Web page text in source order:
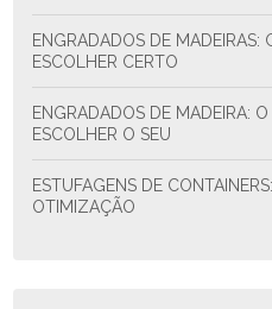
ENGRADADOS DE MADEIRAS: GUIA COMPLETO PARA
ESCOLHER CERTO
ENGRADADOS DE MADEIRA: O GUIA COMPLETO PARA
ESCOLHER O SEU
ESTUFAGENS DE CONTAINERS: O GUIA COMPLETO PARA
OTIMIZAÇÃO